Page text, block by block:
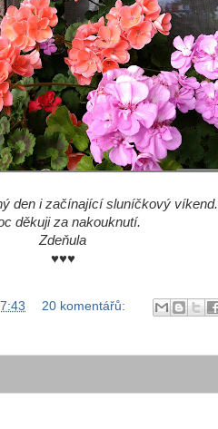
den i začínající sluníčkový víkend.
děkuji za nakouknutí.
Zdeňula
♥♥♥
20 komentářů: